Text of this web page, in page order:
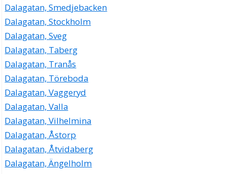
Dalagatan, Smedjebacken
Dalagatan, Stockholm
Dalagatan, Sveg
Dalagatan, Taberg
Dalagatan, Tranås
Dalagatan, Töreboda
Dalagatan, Vaggeryd
Dalagatan, Valla
Dalagatan, Vilhelmina
Dalagatan, Åstorp
Dalagatan, Åtvidaberg
Dalagatan, Ängelholm